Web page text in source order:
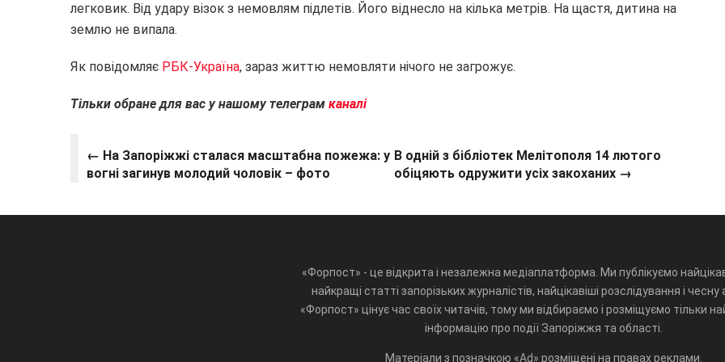
легковик. Від удару візок з немовлям підлетів. Його віднесло на кілька метрів. На щастя, дитина на
землю не випала.
Як повідомляє РБК-Україна, зараз життю немовляти нічого не загрожує.
Тільки обране для вас у нашому телеграм каналі
← На Запоріжжі сталася масштабна пожежа: у
вогні загинув молодий чоловік – фото
В одній з бібліотек Мелітополя 14 лютого
обіцяють одружити усіх закоханих →
«Форпост» - це відкрита і незалежна медіаплатформа. Ми публікуємо
найкращі статті запорізьких журналістів, найцікавіші розслідування і чесну
«Форпост» цінує час своїх читачів, тому ми відбираємо і розміщуємо тільки
інформацію про події Запоріжжя та області.
Матеріали з позначкою «Ad» розміщені на правах реклами.